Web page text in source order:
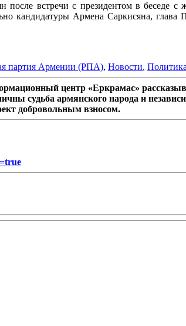
встречи с президентом в беседе
кандидатуры Армена Саркисяна,
партия Армении (РПА), Новости, Политика
центр «Еркрамас»
судьба армянского народа и
добровольным взносом.